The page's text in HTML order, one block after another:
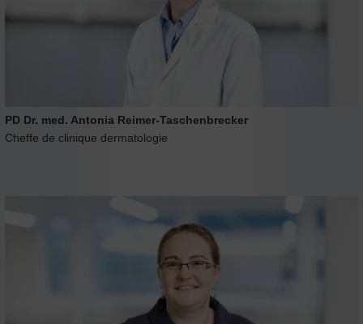
PD Dr. med. Antonia Reimer-Taschenbrecker
Cheffe de clinique dermatologie